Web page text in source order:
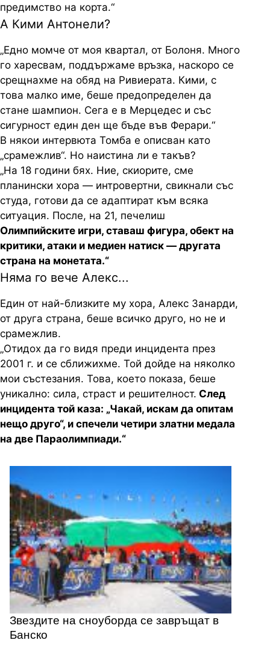
предимство на корта.“
А Кими Антонели?
„Едно момче от моя квартал, от Болоня. Много
го харесвам, поддържаме връзка, наскоро се
срещнахме на обяд на Ривиерата. Кими, с
това малко име, беше предопределен да
стане шампион. Сега е в Мерцедес и със
сигурност един ден ще бъде във Ферари.“
В някои интервюта Томба е описван като
„срамежлив“. Но наистина ли е такъв?
„На 18 години бях. Ние, скиорите, сме
планински хора — интровертни, свикнали със
студа, готови да се адаптират към всяка
ситуация. После, на 21, печелиш
Олимпийските игри, ставаш фигура, обект на
критики, атаки и медиен натиск — другата
страна на монетата.“
Няма го вече Алекс...
Един от най-близките му хора, Алекс Занарди,
от друга страна, беше всичко друго, но не и
срамежлив.
„Отидох да го видя преди инцидента през
2001 г. и се сближихме. Той дойде на няколко
мои състезания. Това, което показа, беше
уникално: сила, страст и решителност. След
инцидента той каза: „Чакай, искам да опитам
нещо друго“, и спечели четири златни медала
на две Параолимпиади.“
Звездите на сноуборда се завръщат в
Банско